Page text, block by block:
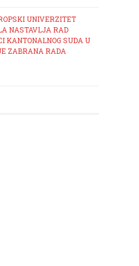
UNIVERZITET
NASTAVLJA RAD
KANTONALNOG SUDA U
ZABRANA RADA